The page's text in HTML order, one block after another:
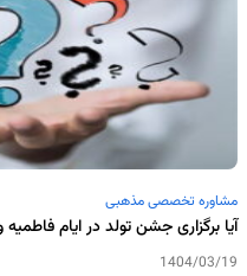
مشاوره تخصصی مذهبی
آیا برگزاری جشن تولد در ایام
1404/03/19